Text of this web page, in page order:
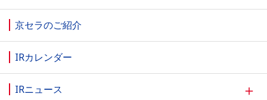
京セラのご紹介
IRカレンダー
IRニュース ＋